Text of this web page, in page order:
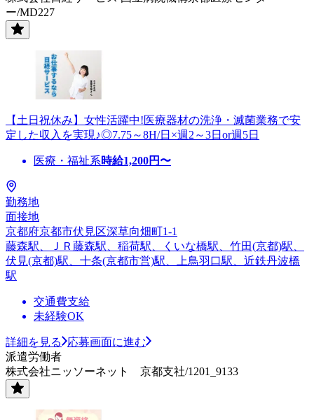
ー/MD227
【土日祝休み】女性活躍中!医療器材の洗浄・滅菌業務で安
定した収入を実現♪◎7.75～8H/日×週2～3日or週5日
医療・福祉系時給1,200円〜
勤務地
面接地
京都府京都市伏見区深草向畑町1-1
藤森駅、ＪＲ藤森駅、稲荷駅、くいな橋駅、竹田(京都)駅、
伏見(京都)駅、十条(京都市営)駅、上鳥羽口駅、近鉄丹波橋
駅
交通費支給
未経験OK
詳細を見る
応募画面に進む
派遣労働者
株式会社ニッソーネット 京都支社/1201_9133